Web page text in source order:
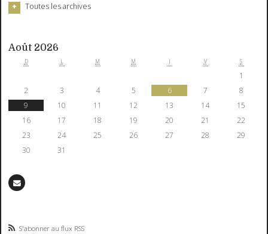
Toutes les archives
Août 2026
D L M M J V S
1
2
3 4 5 6 7
8
9
10 11 12 13 14
15
16
17 18 19 20 21
22
23
24 25 26 27 28
29
30
31
S'abonner au flux RSS